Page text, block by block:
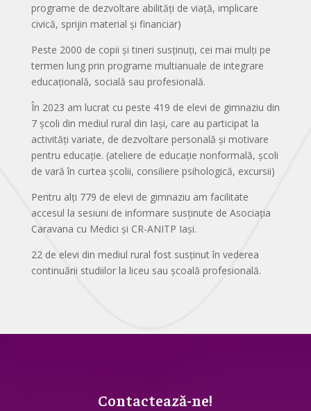
programe de dezvoltare abilități de viață, implicare
civică, sprijin material și financiar)
Peste 2000 de copii și tineri susținuți, cei mai mulți pe
termen lung prin programe multianuale de integrare
educațională, socială sau profesională.
În 2023 am lucrat cu peste 419 de elevi de gimnaziu din
7 școli din mediul rural din Iași, care au participat la
activități variate, de dezvoltare personală și motivare
pentru educație. (ateliere de educație nonformală, școli
de vară în curtea școlii, consiliere psihologică, excursii)
Pentru alți 779 de elevi de gimnaziu am facilitate
accesul la sesiuni de informare susținute de Asociația
Caravana cu Medici și CR-ANITP Iași.
22 de elevi din mediul rural fost susținut în vederea
continuării studiilor la liceu sau școală profesională.
Contactează-ne!